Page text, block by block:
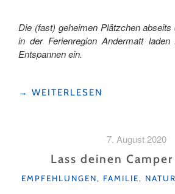
Die (fast) geheimen Plätzchen
in der Ferienregion Andermatt
Entspannen ein.
"5
→ WEITERLESEN
7. August 2020
Lass deinen
KATEGORIEN
EMPFEHLUNGEN, FAMILIE, NATUR